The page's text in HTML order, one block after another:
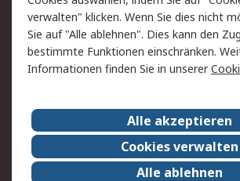
Cookie-Richtlinie
Copyright/Impressum
RS
Karriere bei RS
Qualität/Umwelt/ZertifikatePresse-
verwalten" klicken. Wenn Sie dies nicht
Sie auf "Alle ablehnen". Dies kann den
bestimmte Funktionen einschränken.
Informationen finden Sie in unserer
Alle akzeptieren
Cookies verwalten
Alle ablehnen